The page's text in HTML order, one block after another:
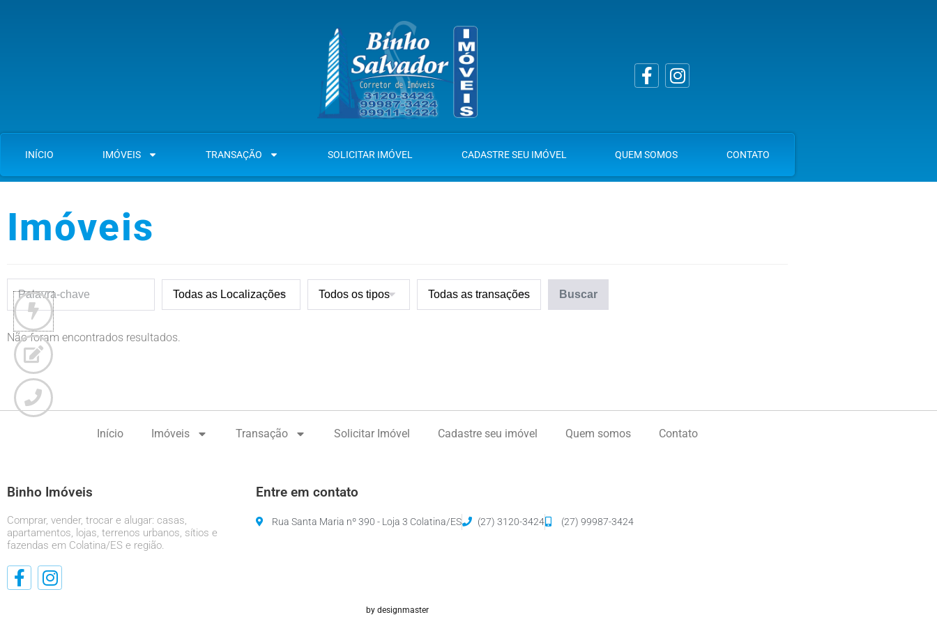
INÍCIO IMÓVEIS TRANSAÇÃO SOLICITAR IMÓVEL CADASTRE SEU IMÓVEL QUEM SOMOS CONTATO
Imóveis
Não foram encontrados resultados.
Início Imóveis Transação Solicitar Imóvel Cadastre seu imóvel Quem somos Contato
Binho Imóveis
Comprar, vender, trocar e alugar: casas,
apartamentos, lojas, terrenos urbanos, sítios e
fazendas em Colatina/ES e região.
Entre em contato
Rua Santa Maria nº 390 - Loja 3 Colatina/ES (27) 3120-3424 (27) 99987-3424
by designmaster